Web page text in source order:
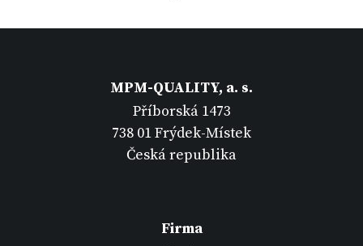
MPM-QUALITY, a. s.
Příborská 1473
738 01 Frýdek-Místek
Česká republika
Firma